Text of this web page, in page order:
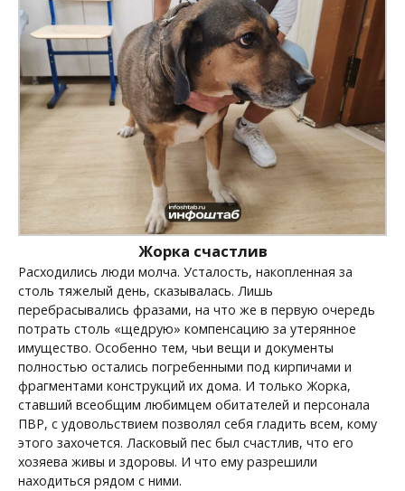
Жорка счастлив
Расходились люди молча. Усталость, накопленная за
столь тяжелый день, сказывалась. Лишь
перебрасывались фразами, на что же в первую очередь
потрать столь «щедрую» компенсацию за утерянное
имущество. Особенно тем, чьи вещи и документы
полностью остались погребенными под кирпичами и
фрагментами конструкций их дома. И только Жорка,
ставший всеобщим любимцем обитателей и персонала
ПВР, с удовольствием позволял себя гладить всем, кому
этого захочется. Ласковый пес был счастлив, что его
хозяева живы и здоровы. И что ему разрешили
находиться рядом с ними.